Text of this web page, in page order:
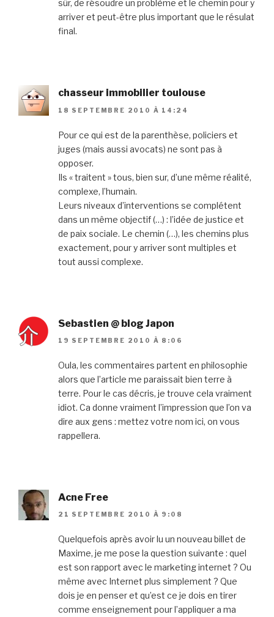
sûr, de résoudre un problème et le chemin pour y
arriver et peut-être plus important que le résulat
final.
chasseur immobilier toulouse
18 SEPTEMBRE 2010 À 14:24
Pour ce qui est de la parenthèse, policiers et
juges (mais aussi avocats) ne sont pas à
opposer.
Ils « traitent » tous, bien sur, d’une même réalité,
complexe, l’humain.
Leurs niveaux d’interventions se complétent
dans un même objectif (…) : l’idée de justice et
de paix sociale. Le chemin (…), les chemins plus
exactement, pour y arriver sont multiples et
tout aussi complexe.
Sebastien @ blog Japon
19 SEPTEMBRE 2010 À 8:06
Oula, les commentaires partent en philosophie
alors que l’article me paraissait bien terre à
terre. Pour le cas décris, je trouve cela vraiment
idiot. Ca donne vraiment l’impression que l’on va
dire aux gens : mettez votre nom ici, on vous
rappellera.
Acne Free
21 SEPTEMBRE 2010 À 9:08
Quelquefois après avoir lu un nouveau billet de
Maxime, je me pose la question suivante : quel
est son rapport avec le marketing internet ? Ou
même avec Internet plus simplement ? Que
dois je en penser et qu’est ce je dois en tirer
comme enseignement pour l’appliquer a ma